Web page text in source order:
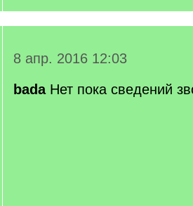
8 апр. 2016 12:03
badaНет пока сведений